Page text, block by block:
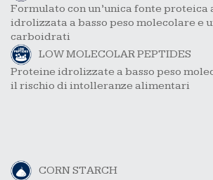
Formulato con un’unica fonte proteica
idrolizzata a basso peso molecolare e
carboidrati
LOW MOLECOLAR PEPTIDES
Proteine idrolizzate a basso peso
il rischio di intolleranze alimentari
CORN STARCH